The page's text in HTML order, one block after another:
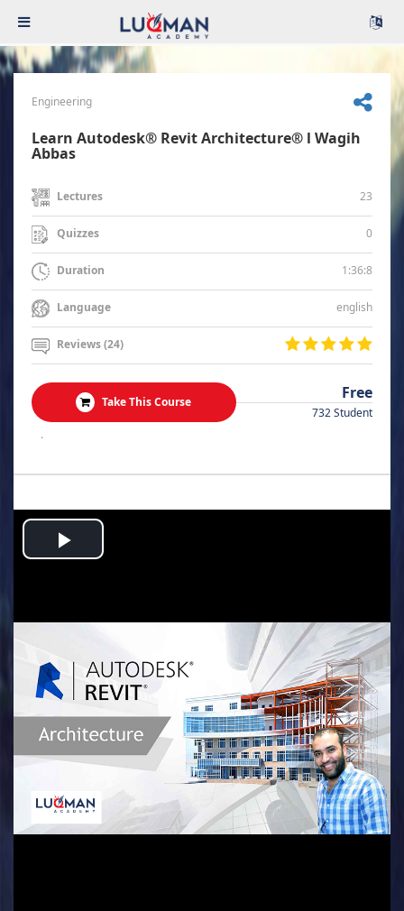
Engineering
Learn Autodesk® Revit Architecture® l Wagih
Abbas
Lectures 23
Quizzes 0
Duration 1:36:8
Language english
Reviews (24)
Take This Course Free
732 Student
.
Play